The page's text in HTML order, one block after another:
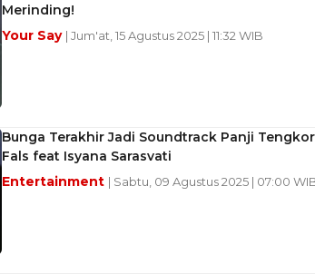
Merinding!
Your Say | Jum'at, 15 Agustus 2025 | 11:32 WIB
Bunga Terakhir Jadi Soundtrack Panji
Fals feat Isyana Sarasvati
Entertainment | Sabtu, 09 Agustus 2025 | 07:00